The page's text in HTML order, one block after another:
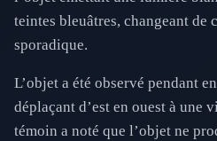
teintes bleuâtres, changeant de
sporadique.
L’objet a été observé pendant
déplaçant d’est en ouest à une
témoin a noté que l’objet ne